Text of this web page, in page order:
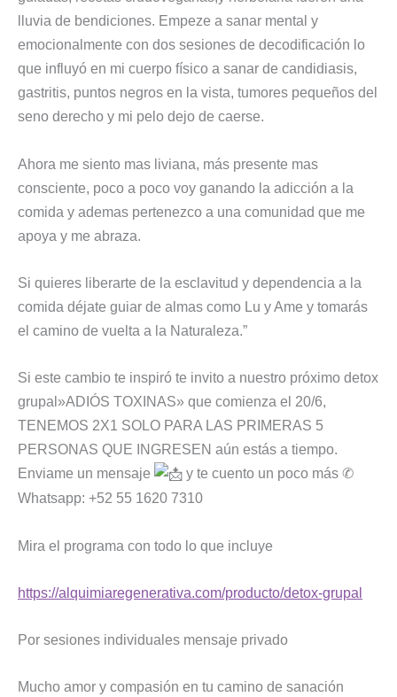
lluvia de bendiciones. Empeze a sanar mental y
emocionalmente con dos sesiones de decodificación lo
que influyó en mi cuerpo físico a sanar de candidiasis,
gastritis, puntos negros en la vista, tumores pequeños del
seno derecho y mi pelo dejo de caerse.
Ahora me siento mas liviana, más presente mas
consciente, poco a poco voy ganando la adicción a la
comida y ademas pertenezco a una comunidad que me
apoya y me abraza.
Si quieres liberarte de la esclavitud y dependencia a la
comida déjate guiar de almas como Lu y Ame y tomarás
el camino de vuelta a la Naturaleza.”
Si este cambio te inspiró te invito a nuestro próximo detox
grupal»ADIÓS TOXINAS» que comienza el 20/6,
TENEMOS 2X1 SOLO PARA LAS PRIMERAS 5
PERSONAS QUE INGRESEN aún estás a tiempo.
Enviame un mensaje
y te cuento un poco más ✆
Whatsapp: +52 55 1620 7310
Mira el programa con todo lo que incluye
https://alquimiaregenerativa.com/producto/detox-grupal
Por sesiones individuales mensaje privado
Mucho amor y compasión en tu camino de sanación